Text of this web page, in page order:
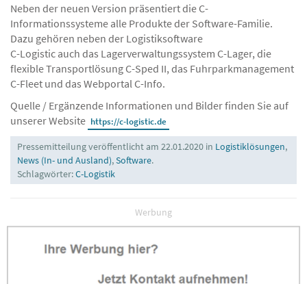
Neben der neuen Version präsentiert die C-
Informationssysteme alle Produkte der Software-Familie.
Dazu gehören neben der Logistiksoftware
C-Logistic auch das Lagerverwaltungssystem C-Lager, die
flexible Transportlösung C-Sped II, das Fuhrparkmanagement
C-Fleet und das Webportal C-Info.
Quelle / Ergänzende Informationen und Bilder finden Sie auf
unserer Website https://c-logistic.de
Pressemitteilung veröffentlicht am 22.01.2020 in Logistiklösungen,
News (In- und Ausland),Software.
Schlagwörter:C-Logistik
Werbung